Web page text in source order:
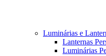
Luminárias e
Lanternas
Luminárias